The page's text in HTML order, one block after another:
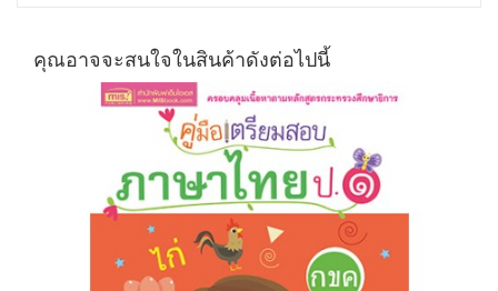
คุณอาจจะสนใจในสินค้าดังต่อไปนี้